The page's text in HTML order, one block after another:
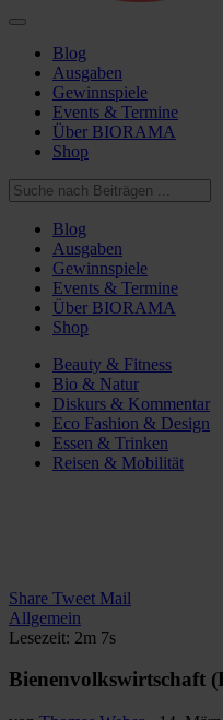
Blog
Ausgaben
Gewinnspiele
Events & Termine
Über BIORAMA
Shop
Blog
Ausgaben
Gewinnspiele
Events & Termine
Über BIORAMA
Shop
Beauty & Fitness
Bio & Natur
Diskurs & Kommentar
Eco Fashion & Design
Essen & Trinken
Reisen & Mobilität
Share Tweet Mail
Allgemein
Lesezeit: 2m 7s
Bienenvolkswirtschaft